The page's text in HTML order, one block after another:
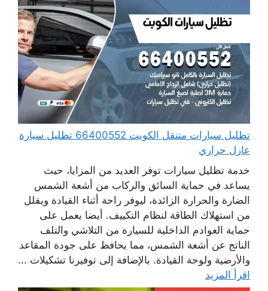
تظليل سيارات متنقل الكويت 66400552 تظليل سيارة
عازل حراري
خدمة تظليل سيارات توفر العديد من المزايا، حيث
يساعد في حماية السائق والركاب من أشعة الشمس
الضارة والحرارة الزائدة، ليوفر راحة أثناء القيادة ويقلل
من استهلاك الطاقة لنظام التكييف. أيضا يعمل على
حماية العوادم الداخلية للسيارة من التلاشي والتلف
الناتج عن أشعة الشمس، مما يحافظ على جودة المقاعد
والأرضية ولوحة القيادة. بالإضافة إلى توفيرنا تشكيلات ...
اقرأ المزيد